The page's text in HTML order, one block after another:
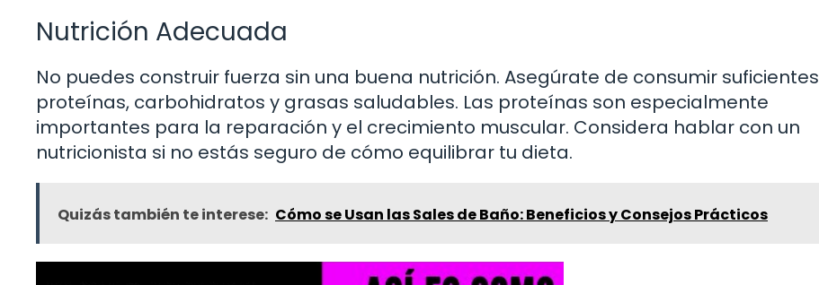
Nutrición Adecuada
No puedes construir fuerza sin una buena nutrición. Asegúrate de consumir suficientes
proteínas, carbohidratos y grasas saludables. Las proteínas son especialmente
importantes para la reparación y el crecimiento muscular. Considera hablar con un
nutricionista si no estás seguro de cómo equilibrar tu dieta.
Quizás también te interese: Cómo se Usan las Sales de Baño: Beneficios y Consejos Prácticos